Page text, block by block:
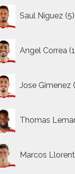
Saul Niguez 5
Angel Correa
Jose Gimenez
Thomas
Marcos